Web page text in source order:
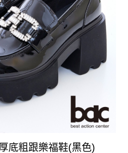
底粗跟樂福鞋(黑色)